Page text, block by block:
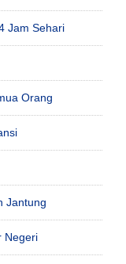
Jam Sehari
Orang
Jantung
Negeri